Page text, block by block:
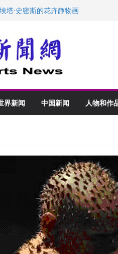
塔·史密斯的花卉静物画
展览 连着攀枝花的千里乡愁
界新闻 中国新闻 人物和作